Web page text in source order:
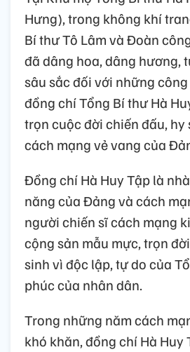
Hưng), trong không khí
Bí thư Tô Lâm và Đoàn
đã dâng hoa, dâng hương,
sâu sắc đối với những
đồng chí Tổng Bí thư Hà
trọn cuộc đời chiến đấu,
cách mạng vẻ vang của
Đồng chí Hà Huy Tập là
năng của Đảng và cách
người chiến sĩ cách mạng
cộng sản mẫu mực, trọn
sinh vì độc lập, tự do của
phúc của nhân dân.
Trong những năm cách
khó khăn, đồng chí Hà Huy